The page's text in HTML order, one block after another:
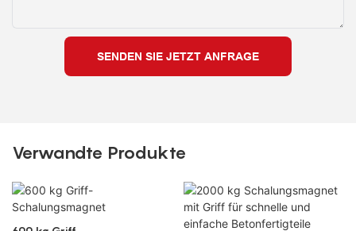
SENDEN SIE JETZT ANFRAGE
Verwandte Produkte